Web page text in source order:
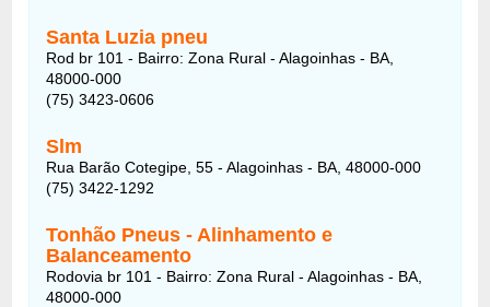
Santa Luzia pneu
Rod br 101 - Bairro: Zona Rural - Alagoinhas - BA,
48000-000
(75) 3423-0606
Slm
Rua Barão Cotegipe, 55 - Alagoinhas - BA, 48000-000
(75) 3422-1292
Tonhão Pneus - Alinhamento e
Balanceamento
Rodovia br 101 - Bairro: Zona Rural - Alagoinhas - BA,
48000-000